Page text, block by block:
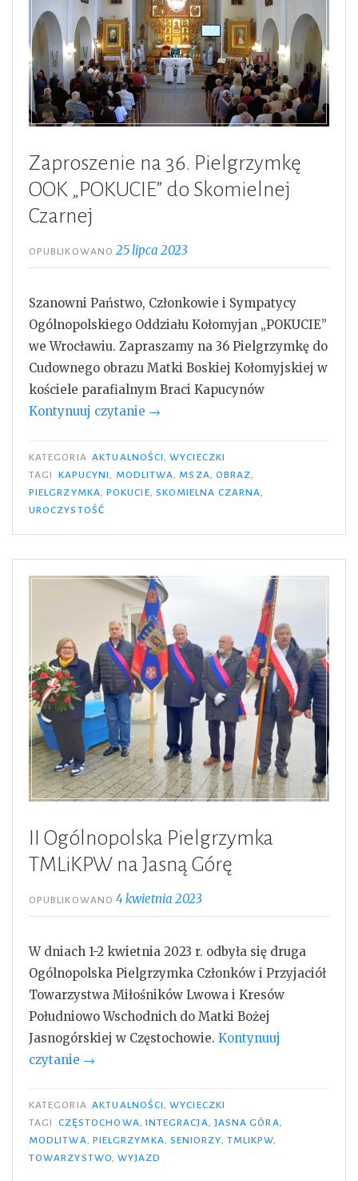
Zaproszenie na 36. Pielgrzymkę
OOK „POKUCIE” do Skomielnej
Czarnej
OPUBLIKOWANO25 lipca 2023
Szanowni Państwo, Członkowie i Sympatycy
Ogólnopolskiego Oddziału Kołomyjan „POKUCIE”
we Wrocławiu. Zapraszamy na 36 Pielgrzymkę do
Cudownego obrazu Matki Boskiej Kołomyjskiej w
kościele parafialnym Braci Kapucynów
Kontynuuj czytanie „Zaproszenie
36.
Pielgrzymkę
OOK
do
Skomielnej
Czarnej”
→
KATEGORIA AKTUALNOŚCI ,WYCIECZKI
TAGI
KAPUCYNI MODLITWA MSZA OBRAZ
PIELGRZYMKA ,POKUCIE SKOMIELNA CZARNA
UROCZYSTOŚĆ
II Ogólnopolska Pielgrzymka
TMLiKPW na Jasną Górę
OPUBLIKOWANO4 kwietnia 2023
W dniach 1-2 kwietnia 2023 r. odbyła się druga
Ogólnopolska Pielgrzymka Członków i Przyjaciół
Towarzystwa Miłośników Lwowa i Kresów
Południowo Wschodnich do Matki Bożej
Jasnogórskiej w Częstochowie. Kontynuuj
czytanie „II
Pielgrzymka
TMLiKPW
na
Jasną
→
KATEGORIA AKTUALNOŚCI,WYCIECZKI
TAGI
CZĘSTOCHOWA, INTEGRACJA, JASNA GÓRA,
MODLITWA, PIELGRZYMKA, SENIORZY, TMLIKPW,
TOWARZYSTWO,WYJAZD